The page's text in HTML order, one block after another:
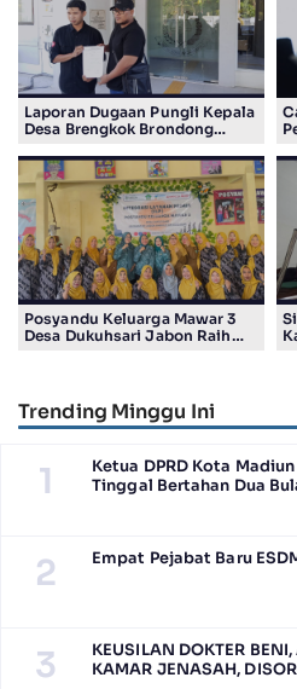
Laporan Dugaan Pungli Kepala
Desa Brengkok Brondong
Lamongan
Posyandu Keluarga Mawar 3
Desa Dukuhsari Jabon Raih
Trending Minggu Ini
1
Ketua DPRD Kota
Tinggal Bertahan Dua
2 Empat Pejabat Baru
3
KEUSILAN DOKTER
KAMAR JENASAH,